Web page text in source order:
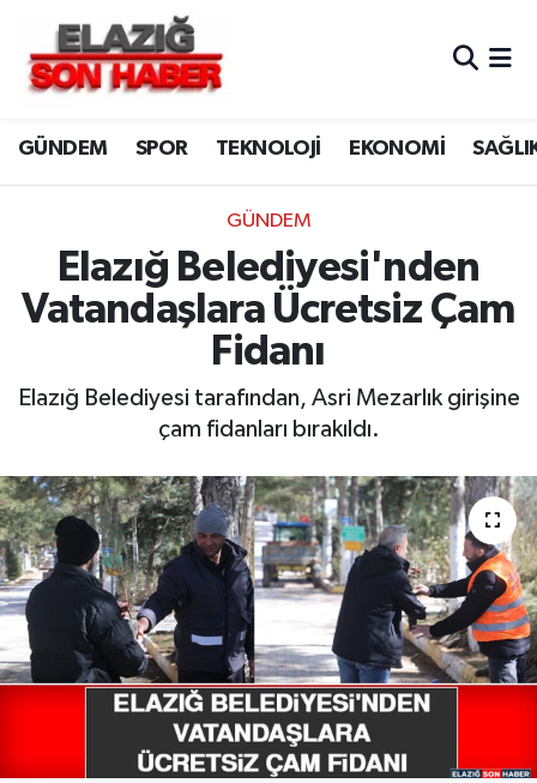
GÜNDEM SPOR TEKNOLOJİ EKONOMİ
GÜNDEM
Elazığ Belediyesi'nden
Vatandaşlara Ücretsiz Çam
Fidanı
Elazığ Belediyesi tarafından, Asri Mezarlık girişine
çam fidanları bırakıldı.
CANLI YAYIN
ASAYİŞ
BİLİM VE TEKNOLOJİ
DÜNYA
EKONOMİ
GENEL
GÜNDEM
HABERDE İNSAN
KÜLTÜR-SANAT
MAGAZİN
Merkez Hava Durumu
Merkez Trafik Yoğunluk Haritası
Süper Lig Puan Durumu ve Fikstür
Tüm Manşetler
Son Dakika Haberleri
Haber Arşivi